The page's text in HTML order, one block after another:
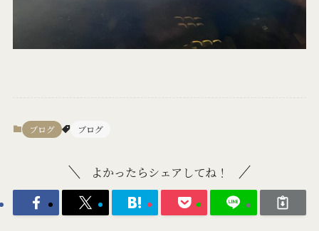
ブログ ブログ
よかったらシェアしてね！